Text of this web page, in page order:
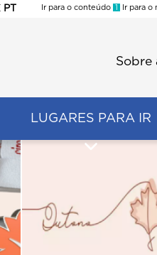
PT
Ir para o conteúdo 1 Ir para o
Sobre
LUGARES PARA IR